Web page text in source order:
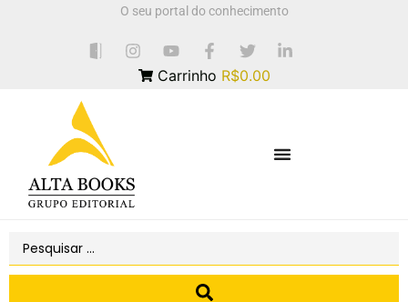
O seu portal do conhecimento
Carrinho R$0.00